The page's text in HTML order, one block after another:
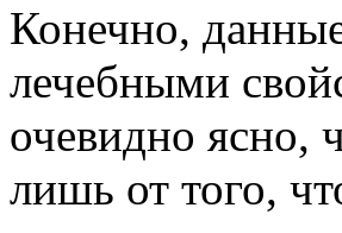
Конечно,
лечебными
очевидно ясно,
лишь от того,